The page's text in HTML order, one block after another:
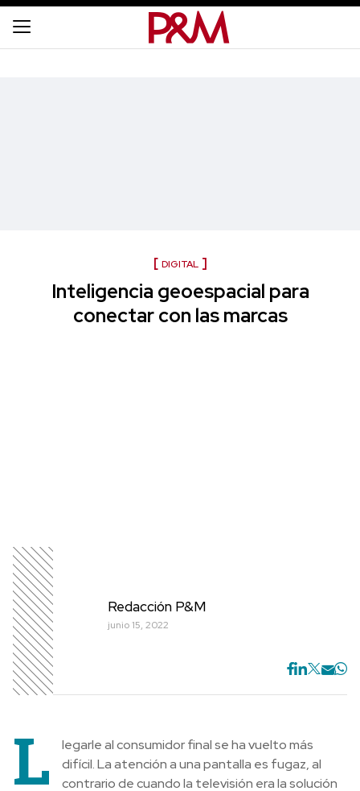
DIGITAL
Inteligencia geoespacial para
conectar con las marcas
Redacción P&M
junio 15, 2022
L
legarle al consumidor final se ha vuelto más
difícil. La atención a una pantalla es fugaz, al
contrario de cuando la televisión era la solución